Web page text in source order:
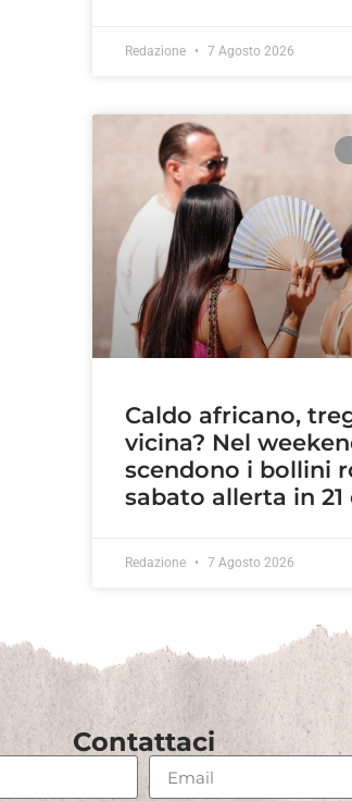
Redazione 7 Agosto 2026
Caldo africano,
vicina? Nel
scendono i bollini
sabato allerta in
Redazione 7 Agosto 2026
Contattaci